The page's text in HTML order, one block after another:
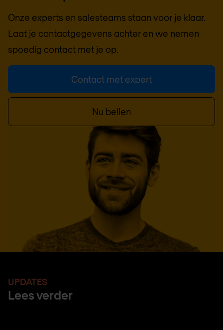
Onze experts en salesteams staan voor je klaar.
Laat je contactgegevens achter en we nemen
spoedig contact met je op.
Contact met expert
Nu bellen
UPDATES
Lees verder